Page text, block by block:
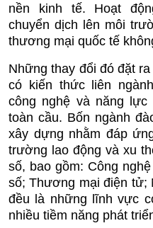
nền kinh tế. Hoạt
chuyển dịch lên môi
thương mại quốc tế
Những thay đổi đó đặt
có kiến thức liên
công nghệ và năng
toàn cầu. Bốn ngành
xây dựng nhằm đáp
trường lao động và xu
số, bao gồm: Công
số; Thương mại điện tử;
đều là những lĩnh vực
nhiều tiềm năng phát